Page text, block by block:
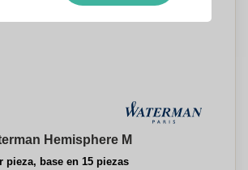
Hemisphere M
pieza, base en 15 piezas